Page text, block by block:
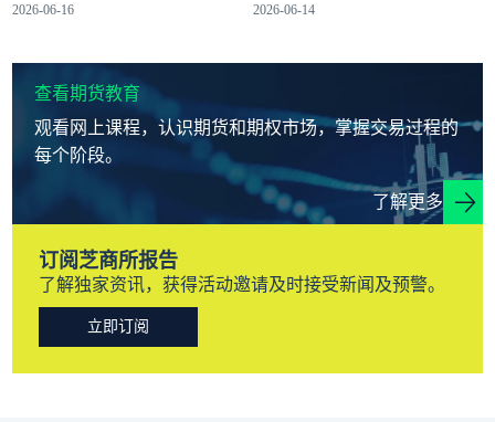
2026-06-16 2026-06-14
查看期货教育
观看网上课程，认识期货和期权市场，掌握交易过程的
每个阶段。
了解更多
订阅芝商所报告
了解独家资讯，获得活动邀请及时接受新闻及预警。
立即订阅